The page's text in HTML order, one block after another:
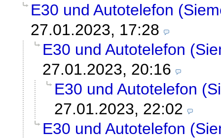
E30 und Autotelefon
27.01.2023, 17:28
E30 und Autotelefon
27.01.2023, 20:16
E30 und Autotelefon
27.01.2023, 22:02
E30 und Autotelefon